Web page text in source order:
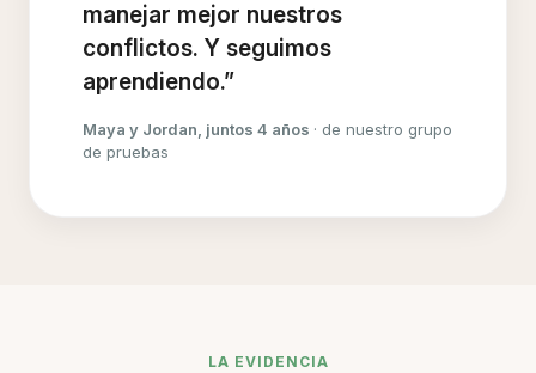
manejar mejor nuestros
conflictos. Y seguimos
aprendiendo.”
Maya y Jordan, juntos 4 años · de nuestro grupo
de pruebas
LA EVIDENCIA